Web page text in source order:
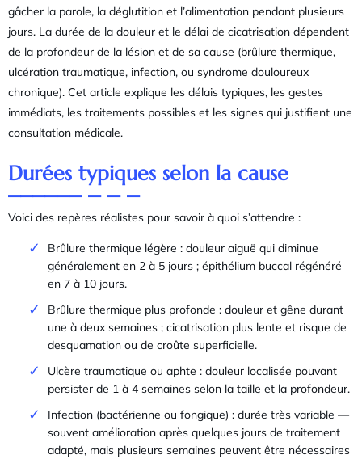
gâcher la parole, la déglutition et l’alimentation pendant plusieurs
jours. La durée de la douleur et le délai de cicatrisation dépendent
de la profondeur de la lésion et de sa cause (brûlure thermique,
ulcération traumatique, infection, ou syndrome douloureux
chronique). Cet article explique les délais typiques, les gestes
immédiats, les traitements possibles et les signes qui justifient une
consultation médicale.
Durées typiques selon la cause
Voici des repères réalistes pour savoir à quoi s’attendre :
Brûlure thermique légère : douleur aiguë qui diminue
généralement en 2 à 5 jours ; épithélium buccal régénéré
en 7 à 10 jours.
Brûlure thermique plus profonde : douleur et gêne durant
une à deux semaines ; cicatrisation plus lente et risque de
desquamation ou de croûte superficielle.
Ulcère traumatique ou aphte : douleur localisée pouvant
persister de 1 à 4 semaines selon la taille et la profondeur.
Infection (bactérienne ou fongique) : durée très variable —
souvent amélioration après quelques jours de traitement
adapté, mais plusieurs semaines peuvent être nécessaires